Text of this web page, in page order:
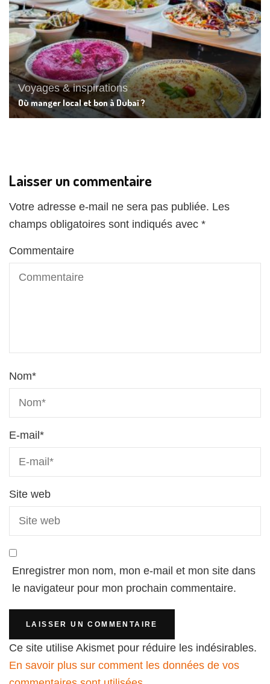
Voyages & inspirations
Où manger local et bon à Dubaï ?
Laisser un commentaire
Votre adresse e-mail ne sera pas publiée. Les
champs obligatoires sont indiqués avec *
Commentaire
Nom*
E-mail*
Site web
Enregistrer mon nom, mon e-mail et mon site dans
le navigateur pour mon prochain commentaire.
Ce site utilise Akismet pour réduire les indésirables.
En savoir plus sur comment les données de vos